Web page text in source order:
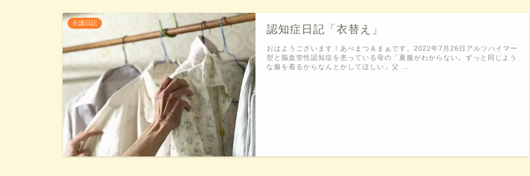
介護日記
認知症日記「衣替え」
おはようございます！あべまつ＆まぁです。2022年7月26日アルツハイマー
型と脳血管性認知症を患っている母の「夏服がわからない。ずっと同じよう
な服を着るからなんとかしてほしい」父 …